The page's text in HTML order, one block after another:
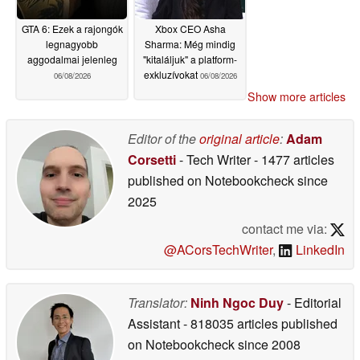
GTA 6: Ezek a rajongók
legnagyobb
aggodalmai jelenleg
06/08/2026
Xbox CEO Asha
Sharma: Még mindig
"kitaláljuk" a platform-
exkluzívokat 06/08/2026
Show more articles
Editor of theoriginal article:Adam
Corsetti- Tech Writer- 1477 articles
published on Notebookchecksince
2025
contact me via:
@ACorsTechWriter, LinkedIn
Translator: Ninh Ngoc Duy- Editorial
Assistant- 818035 articles published
on Notebookchecksince 2008